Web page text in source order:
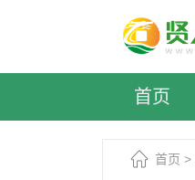
首页
首页 >